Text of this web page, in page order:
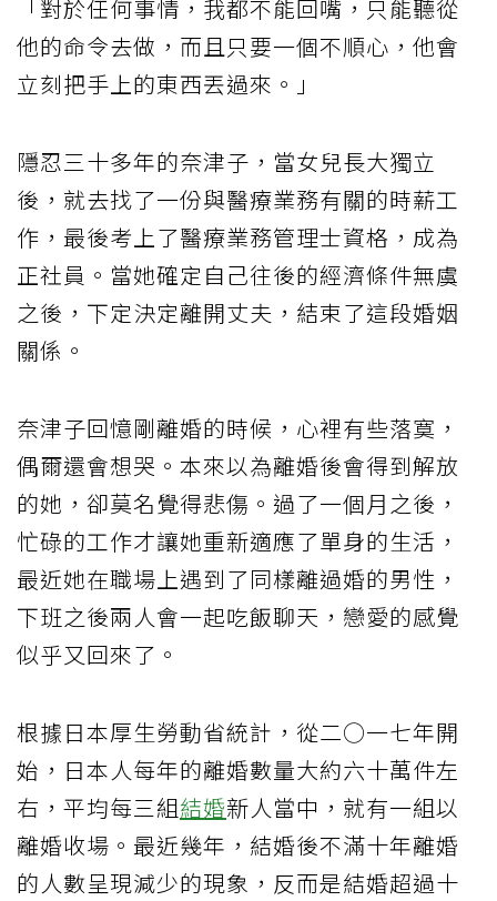
「對於任何事情，我都不能回嘴，只能聽從
他的命令去做，而且只要一個不順心，他會
立刻把手上的東西丟過來。」
隱忍三十多年的奈津子，當女兒長大獨立
後，就去找了一份與醫療業務有關的時薪工
作，最後考上了醫療業務管理士資格，成為
正社員。當她確定自己往後的經濟條件無虞
之後，下定決定離開丈夫，結束了這段婚姻
關係。
奈津子回憶剛離婚的時候，心裡有些落寞，
偶爾還會想哭。本來以為離婚後會得到解放
的她，卻莫名覺得悲傷。過了一個月之後，
忙碌的工作才讓她重新適應了單身的生活，
最近她在職場上遇到了同樣離過婚的男性，
下班之後兩人會一起吃飯聊天，戀愛的感覺
似乎又回來了。
根據日本厚生勞動省統計，從二○一七年開
始，日本人每年的離婚數量大約六十萬件左
右，平均每三組結婚新人當中，就有一組以
離婚收場。最近幾年，結婚後不滿十年離婚
的人數呈現減少的現象，反而是結婚超過十